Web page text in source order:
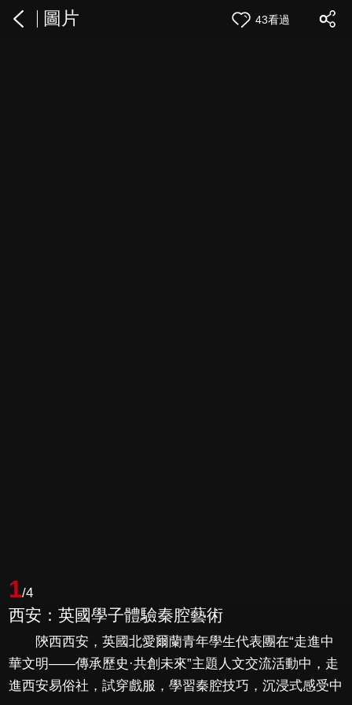
圖片 43看過
1/4
西安：英國學子體驗秦腔藝術
陝西西安，英國北愛爾蘭青年學生代表團在“走進中
華文明——傳承歷史·共創未來”主題人文交流活動中，走
進西安易俗社，試穿戲服，學習秦腔技巧，沉浸式感受中